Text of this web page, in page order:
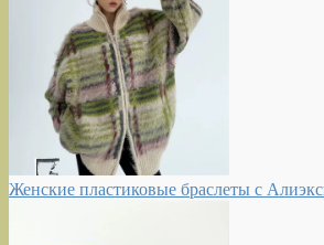
Женские пластиковые браслеты с